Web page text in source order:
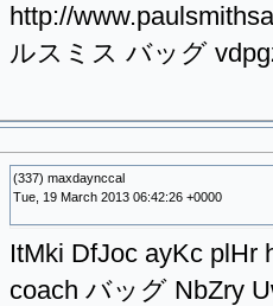
http://
ルスミス バッグ
(337) maxdaynccal
Tue, 19 March 2013 06:42:26 +0000
ItMki DfJoc ayKc plHr
coach バッグ NbZry